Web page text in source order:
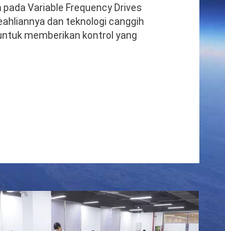
Variable Frequency Drives
dan teknologi canggih
memberikan kontrol yang